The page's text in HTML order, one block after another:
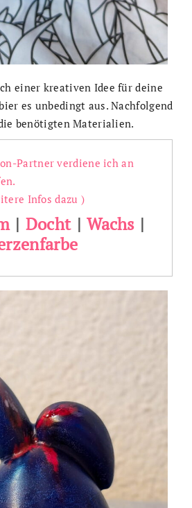
einer kreativen Idee für deine
es unbedingt aus. Nachfolgend
benötigten Materialien.
Partner verdiene ich an
Infos dazu )
| Docht | Wachs |